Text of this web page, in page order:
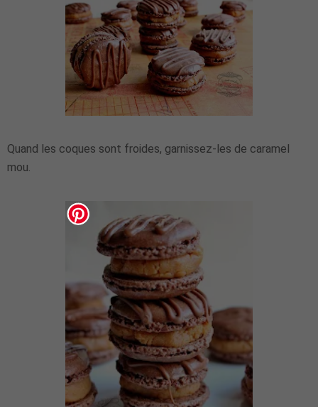
Quand les coques sont froides, garnissez-les de caramel
mou.